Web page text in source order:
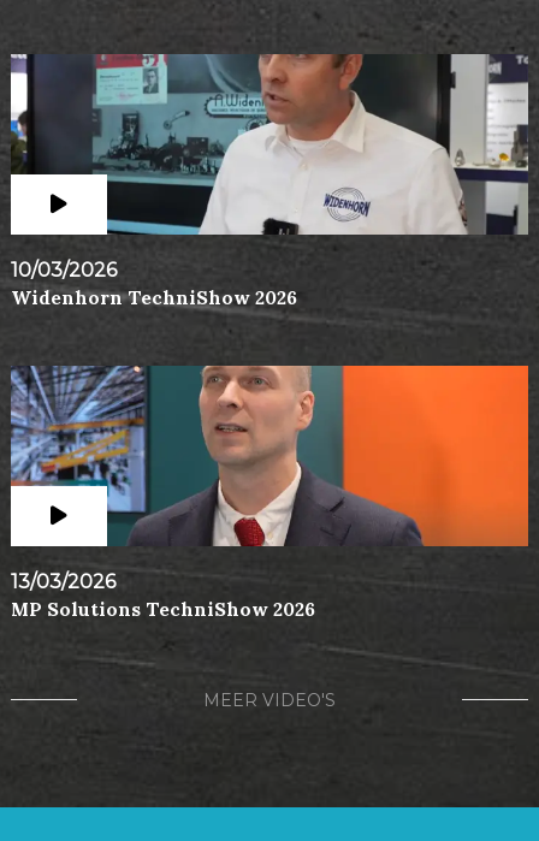
10/03/2026
Widenhorn TechniShow 2026
13/03/2026
MP Solutions TechniShow 2026
MEER VIDEO'S